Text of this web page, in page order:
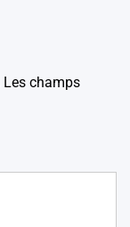
Les champs